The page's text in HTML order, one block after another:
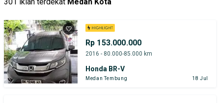
Rp 153.000.000
2016 - 80.000-85.000 km
Honda BR-V
Medan Tembung 18 Jul